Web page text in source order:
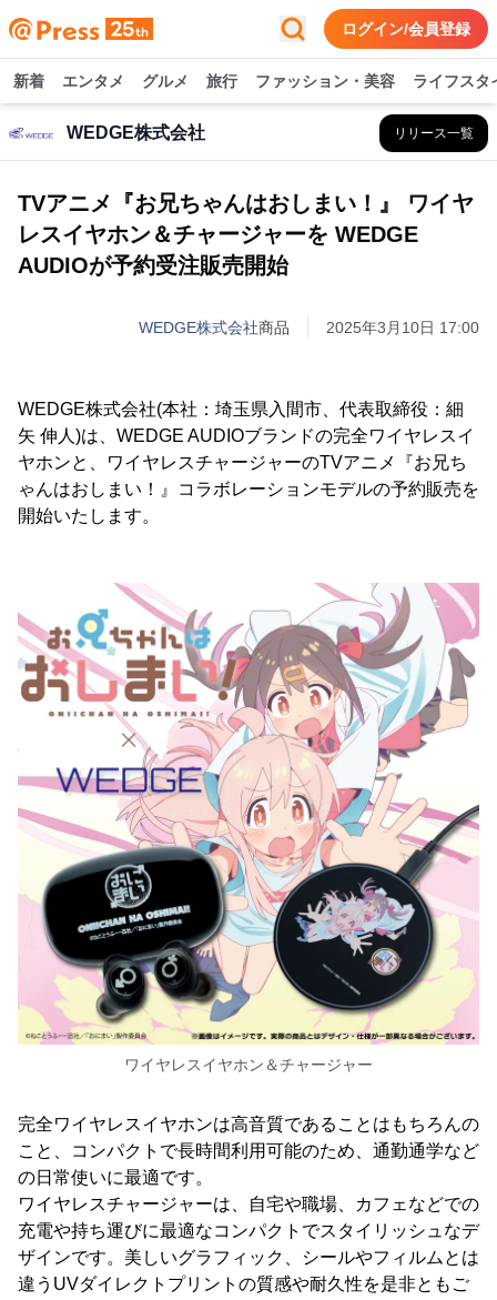
ログイン/会員登録
新着 エンタメ グルメ 旅行 ファッション・美容 ライフスタ
WEDGE株式会社 リリース一覧
TVアニメ『お兄ちゃんはおしまい！』 ワイヤ
レスイヤホン＆チャージャーを WEDGE
AUDIOが予約受注販売開始
WEDGE株式会社商品 2025年3月10日 17:00
WEDGE株式会社(本社：埼玉県入間市、代表取締役：細
矢 伸人)は、WEDGE AUDIOブランドの完全ワイヤレスイ
ヤホンと、ワイヤレスチャージャーのTVアニメ『お兄ち
ゃんはおしまい！』コラボレーションモデルの予約販売を
開始いたします。
ワイヤレスイヤホン＆チャージャー
完全ワイヤレスイヤホンは高音質であることはもちろんの
こと、コンパクトで長時間利用可能のため、通勤通学など
の日常使いに最適です。
ワイヤレスチャージャーは、自宅や職場、カフェなどでの
充電や持ち運びに最適なコンパクトでスタイリッシュなデ
ザインです。美しいグラフィック、シールやフィルムとは
違うUVダイレクトプリントの質感や耐久性を是非ともご